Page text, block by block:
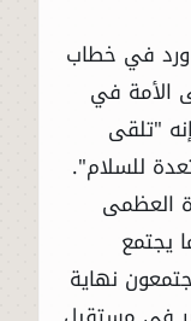
ورد في خطاب
الأمة في
"تلقى
للسلام".
العظمى
يجتمع
نهاية